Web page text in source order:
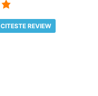
CITESTE REVIEW